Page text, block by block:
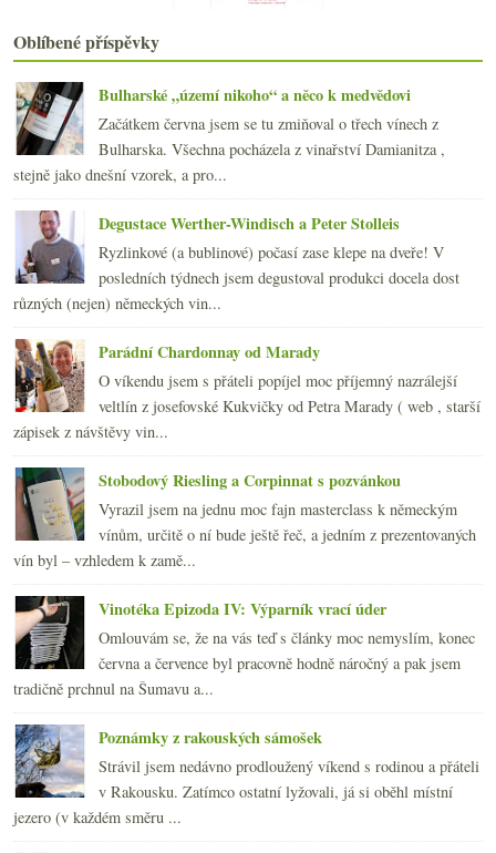
Povedené, tvrdé, dobré, poněkud nudné…
Bossové obchodu s vínem – The Firm
Stěhování s Barberou
Česká vína ve Slaném a bingo z vad
Ano, šéfe! Mrknu se i příště
Výsledky ankety „Krize? Měníte vinné návyky?“
Kamínky příjemné jižní Francie
3 odrůdy x 3 země původu ve slepé ochutnávce
Ryzlink a ryzlinkoveltlín
„To“ víno ve zkoušce deseti lety
►února(20)
►ledna(20)
►2008(270)
►2007(108)
Oblíbené příspěvky
Bulharské „území nikoho“ a něco k medvědovi
Začátkem června jsem se tu zmiňoval o třech vínech z
Bulharska. Všechna pocházela z vinařství Damianitza ,
stejně jako dnešní vzorek, a pro...
Degustace Werther-Windisch a Peter Stolleis
Ryzlinkové (a bublinové) počasí zase klepe na dveře! V
posledních týdnech jsem degustoval produkci docela dost
různých (nejen) německých vin...
Parádní Chardonnay od Marady
O víkendu jsem s přáteli popíjel moc příjemný nazrálejší
veltlín z josefovské Kukvičky od Petra Marady ( web , starší
zápisek z návštěvy vin...
Stobodový Riesling a Corpinnat s pozvánkou
Vyrazil jsem na jednu moc fajn masterclass k německým
vínům, určitě o ní bude ještě řeč, a jedním z prezentovaných
vín byl – vzhledem k zamě...
Vinotéka Epizoda IV: Výparník vrací úder
Omlouvám se, že na vás teď s články moc nemyslím, konec
června a července byl pracovně hodně náročný a pak jsem
tradičně prchnul na Šumavu a...
Poznámky z rakouských sámošek
Strávil jsem nedávno prodloužený víkend s rodinou a přáteli
v Rakousku. Zatímco ostatní lyžovali, já si oběhl místní
jezero (v každém směru ...